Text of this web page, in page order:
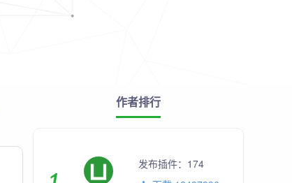
作者排行
发布插件： 174